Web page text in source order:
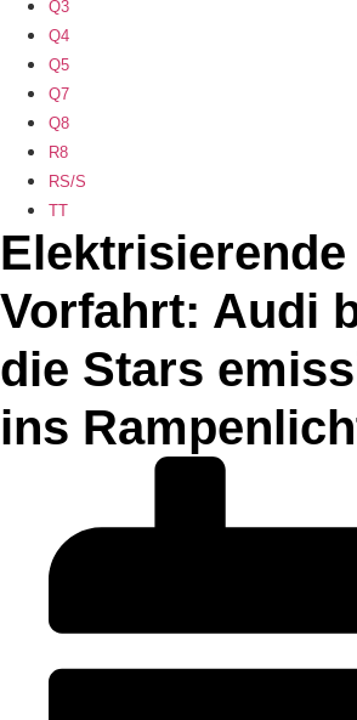
Q3
Q4
Q5
Q7
Q8
R8
RS/S
TT
Elektrisierende
Vorfahrt: Audi
die Stars
ins